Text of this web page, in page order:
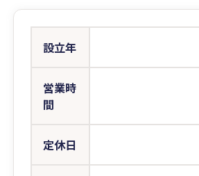
設立年
営業時
間
定休日